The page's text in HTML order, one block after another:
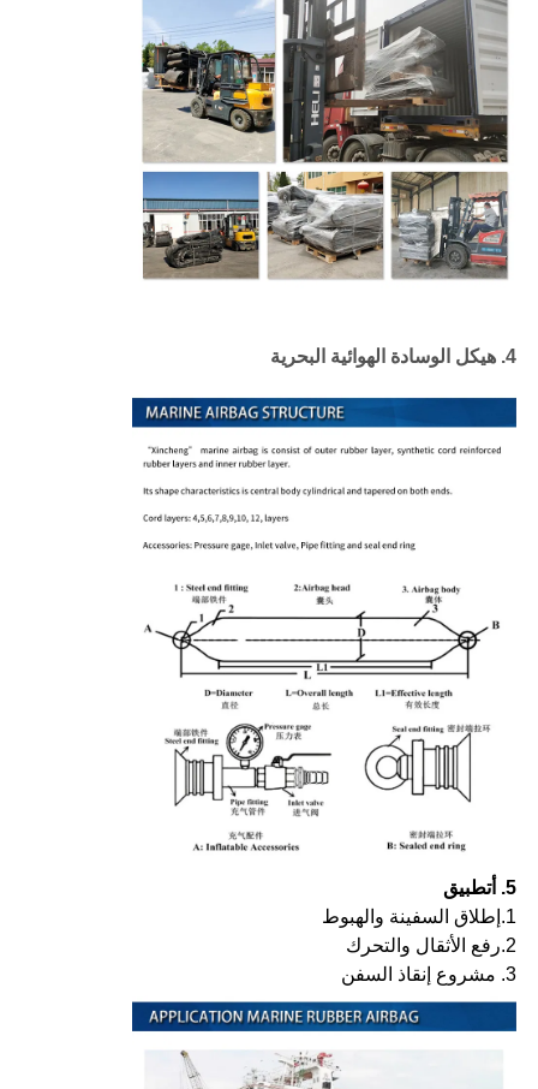
4. هيكل الوسادة الهوائية البحرية
5. أ
تطبيق
1. إطلاق السفينة والهبوط
2. رفع الأثقال والتحرك
3. مشروع إنقاذ السفن